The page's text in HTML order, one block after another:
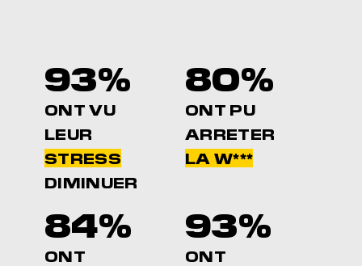
93%
ONT VU
LEUR
STRESS
DIMINUER
80%
ONT PU
ARRETER
LA W***
84%
ONT
93%
ONT